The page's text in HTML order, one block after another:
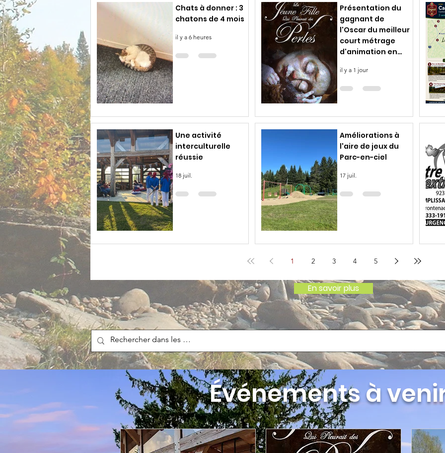
Chats à donner : 3
chatons de 4 mois
il y a 6 heures
Présentation du
gagnant de
l'Oscar du meilleur
court métrage
d'animation en
Isabelle
Mandalian,
il y a 1 jour
Une activité
interculturelle
réussie
18 juil.
Améliorations à
l'aire de jeux du
Parc-en-ciel
17 juil.
1 2 3 4 5
En savoir plus
Événements à